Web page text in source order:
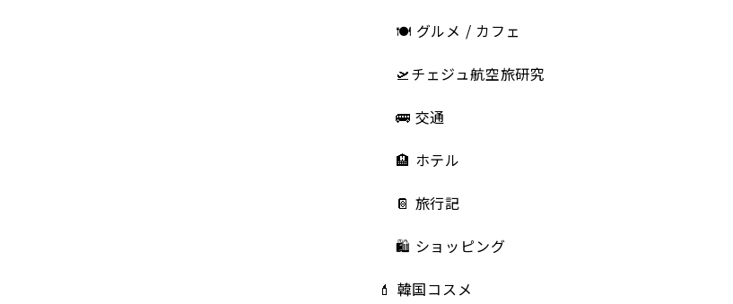
🍽 グルメ / カフェ
🛫チェジュ航空旅研究
🚌 交通
🏨 ホテル
📔 旅行記
🛍️ ショッピング
💄 韓国コスメ